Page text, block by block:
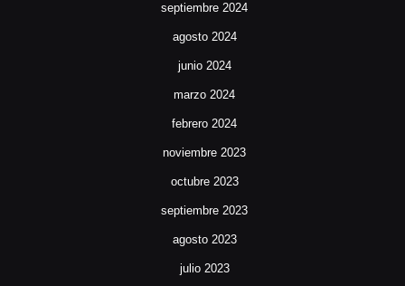
septiembre 2024
agosto 2024
junio 2024
marzo 2024
febrero 2024
noviembre 2023
octubre 2023
septiembre 2023
agosto 2023
julio 2023